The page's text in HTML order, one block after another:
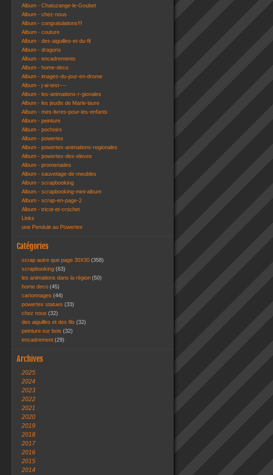
Album - Chatuzange-le-Goubet
Album - chez-nous
Album - congratulations!!!
Album - couture
Album - des-aiguilles-et-du-fil
Album - dragons
Album - encadrements
Album - home-deco
Album - images-du-jour-en-drome
Album - j-ai-test----
Album - les-animations-r-gionales
Album - les jeudis de Marie-laure
Album - mes-livres-pour-les-enfants
Album - peinture
Album - pochoirs
Album - powertex
Album - powertex-animations-regionales
Album - powertex-des-eleves
Album - promenades
Album - sauvetage-de-meubles
Album - scrapbooking
Album - scrapbooking-mini-album
Album - scrap-en-page-2
Album - tricot-et-crochet
Links
une Pendule au Powertex
Catégories
scrap autre que page 30X30 (358)
scrapbooking (63)
les animations dans la région (50)
home deco (45)
cartonnages (44)
powertex statues (33)
chez nous (32)
des aiguilles et des fils (32)
peinture sur bois (32)
encadrement (29)
Archives
2025
2024
2023
2022
2021
2020
2019
2018
2017
2016
2015
2014